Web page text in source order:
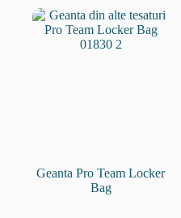
Geanta Pro Team Locker
Bag